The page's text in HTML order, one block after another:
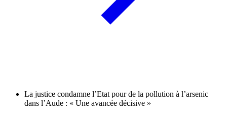
La justice condamne l’Etat pour de la pollution à l’arsenic
dans l’Aude : « Une avancée décisive »